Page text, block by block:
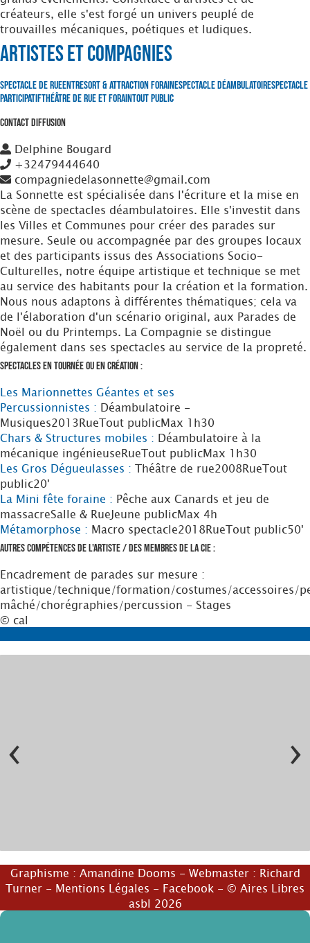
créateurs, elle s'est forgé un univers peuplé de
trouvailles mécaniques, poétiques et ludiques.
Artistes et Compagnies
Spectacle de RueEntresort & Attraction foraineSpectacle DéambulatoireSpectacle
ParticipatifThéâtre de Rue et ForainTout Public
Contact Diffusion
Delphine Bougard
+32479444640
compagniedelasonnette@gmail.com
La Sonnette est spécialisée dans l'écriture et la mise en
scène de spectacles déambulatoires. Elle s'investit dans
les Villes et Communes pour créer des parades sur
mesure. Seule ou accompagnée par des groupes locaux
et des participants issus des Associations Socio-
Culturelles, notre équipe artistique et technique se met
au service des habitants pour la création et la formation.
Nous nous adaptons à différentes thématiques; cela va
de l'élaboration d'un scénario original, aux Parades de
Noël ou du Printemps. La Compagnie se distingue
également dans ses spectacles au service de la propreté.
Spectacles en tournée ou en création :
Les Marionnettes Géantes et ses
Percussionnistes : Déambulatoire -
Musiques2013RueTout publicMax 1h30
Chars & Structures mobiles : Déambulatoire à la
mécanique ingénieuseRueTout publicMax 1h30
Les Gros Dégueulasses : Théâtre de rue2008RueTout
public20'
La Mini fête foraine : Pêche aux Canards et jeu de
massacreSalle & RueJeune publicMax 4h
Métamorphose : Macro spectacle2018RueTout public50'
Autres compétences de l'artiste / des membres de la Cie :
Encadrement de parades sur mesure :
artistique/technique/formation/costumes/accessoires/
mâché/chorégraphies/percussion - Stages
© cal
© compagniedelasonnette
‹ ›
Graphisme : Amandine Dooms - Webmaster : Richard
Turner - Mentions Légales - Facebook - © Aires Libres
asbl 2026